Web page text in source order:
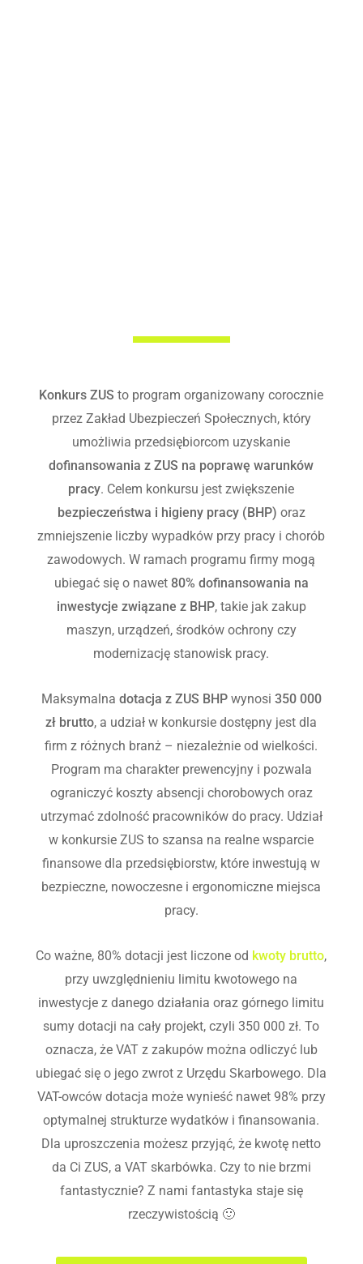
Konkurs ZUS to program organizowany corocznie
przez Zakład Ubezpieczeń Społecznych, który
umożliwia przedsiębiorcom uzyskanie
dofinansowania z ZUS na poprawę warunków
pracy. Celem konkursu jest zwiększenie
bezpieczeństwa i higieny pracy (BHP) oraz
zmniejszenie liczby wypadków przy pracy i chorób
zawodowych. W ramach programu firmy mogą
ubiegać się o nawet 80% dofinansowania na
inwestycje związane z BHP, takie jak zakup
maszyn, urządzeń, środków ochrony czy
modernizację stanowisk pracy.
Maksymalna dotacja z ZUS BHPwynosi 350 000
zł brutto, a udział w konkursie dostępny jest dla
firm z różnych branż – niezależnie od wielkości.
Program ma charakter prewencyjny i pozwala
ograniczyć koszty absencji chorobowych oraz
utrzymać zdolność pracowników do pracy. Udział
w konkursie ZUS to szansa na realne wsparcie
finansowe dla przedsiębiorstw, które inwestują w
bezpieczne, nowoczesne i ergonomiczne miejsca
pracy.
Co ważne, 80% dotacji jest liczone od kwoty brutto,
przy uwzględnieniu limitu kwotowego na
inwestycje z danego działania oraz górnego limitu
sumy dotacji na cały projekt, czyli 350 000 zł. To
oznacza, że VAT z zakupów można odliczyć lub
ubiegać się o jego zwrot z Urzędu Skarbowego. Dla
VAT-owców dotacja może wynieść nawet 98% przy
optymalnej strukturze wydatków i finansowania.
Dla uproszczenia możesz przyjąć, że kwotę netto
da Ci ZUS, a VAT skarbówka. Czy to nie brzmi
fantastycznie? Z nami fantastyka staje się
rzeczywistością 🙂